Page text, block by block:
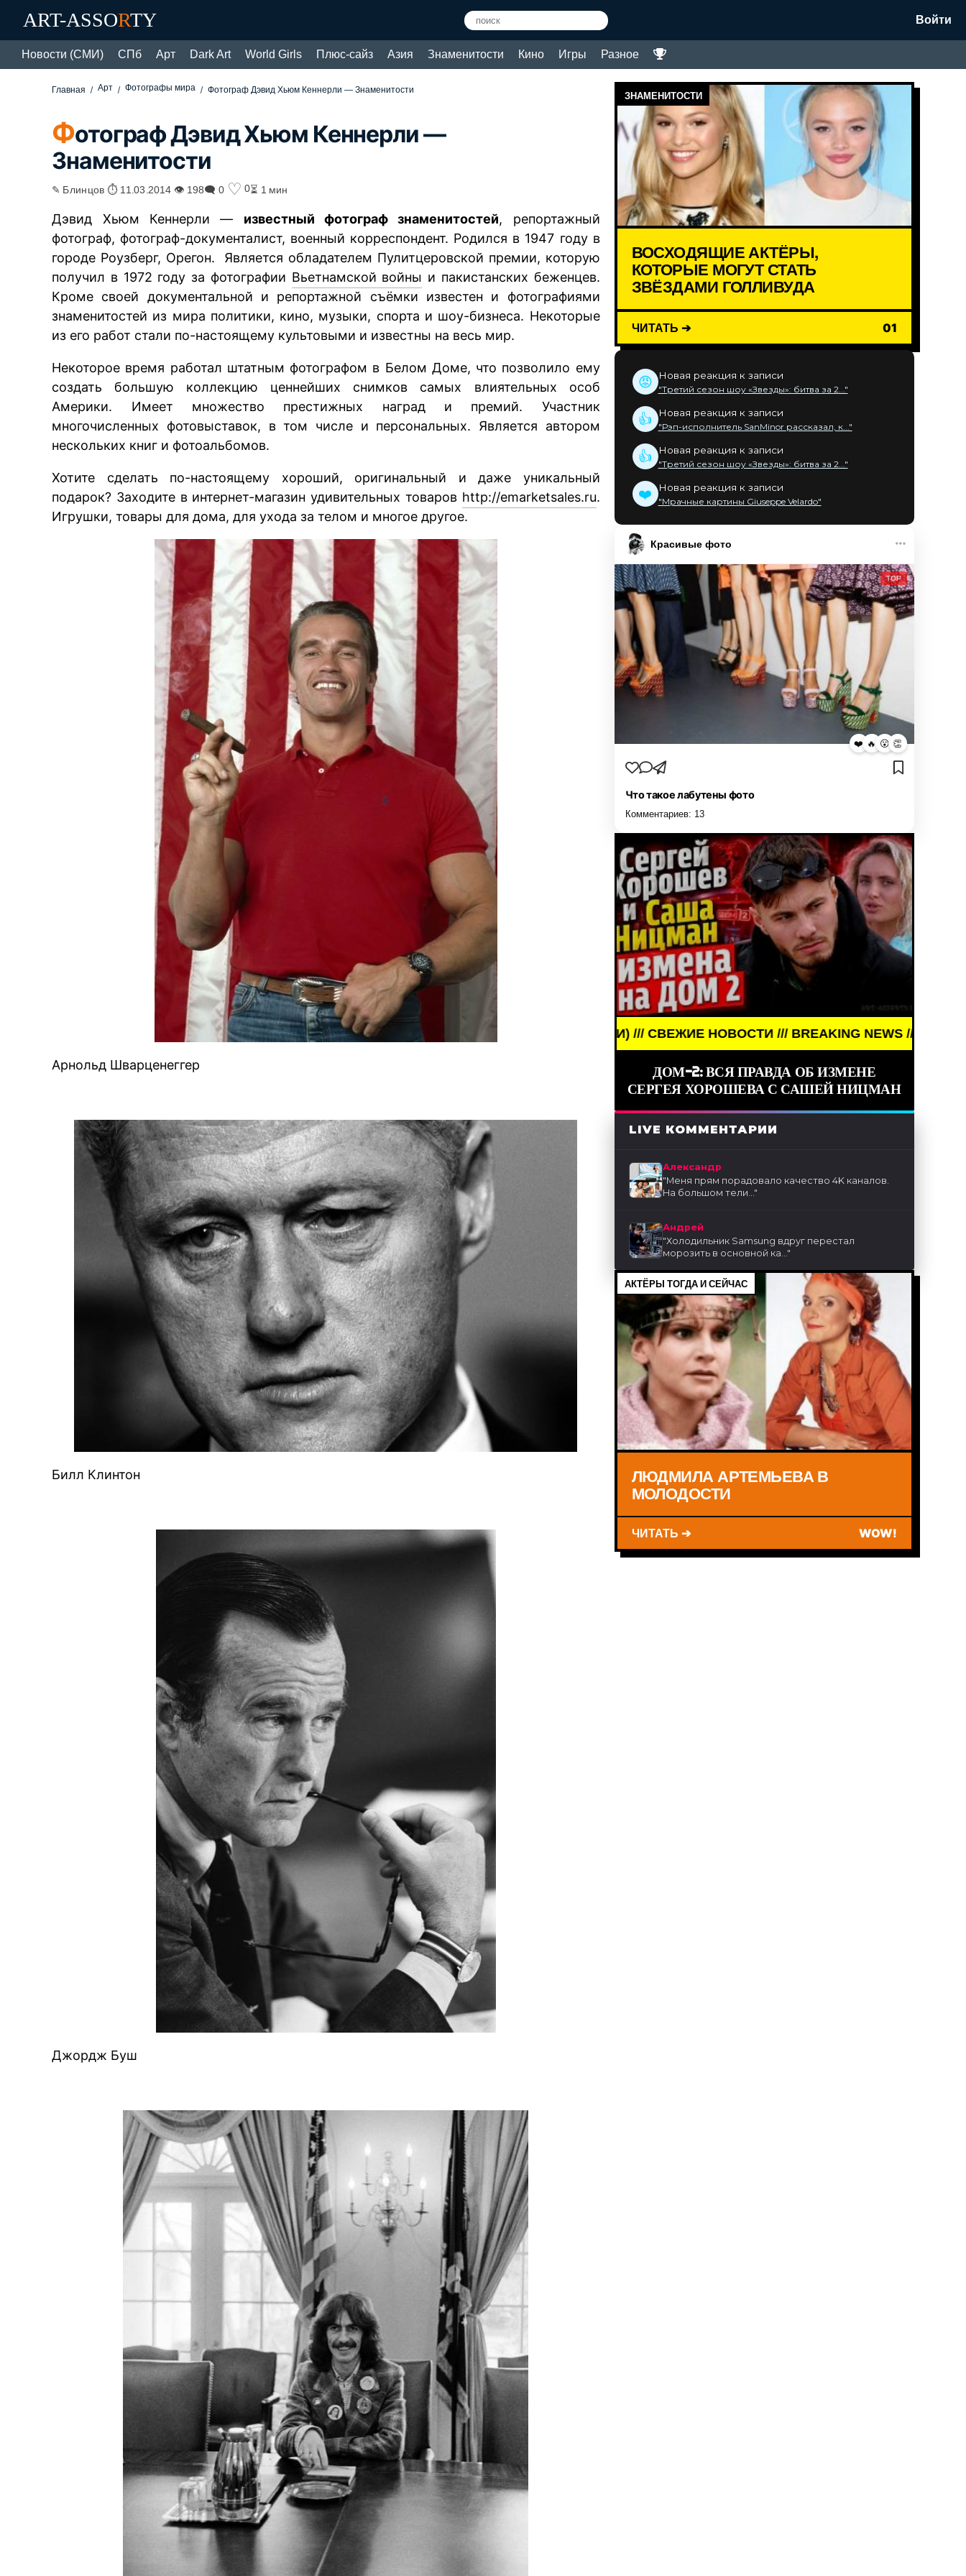
ART-ASSORTY Войти
Новости (СМИ) СПб Арт Dark Art World Girls Плюс-сайз Азия Знаменитости Кино Игры Разное
Главная Арт Фотографы мира Фотограф Дэвид Хьюм Кеннерли — Знаменитости
Фотограф Дэвид Хьюм Кеннерли —
Знаменитости
✎ Блинцов ⏱ 11.03.2014 👁 198🗨 0 ♡ 0⏳ 1 мин
Дэвид Хьюм Кеннерли — известный фотограф знаменитостей, репортажный
фотограф, фотограф-документалист, военный корреспондент. Родился в 1947 году в
городе Роузберг, Орегон. Является обладателем Пулитцеровской премии, которую
получил в 1972 году за фотографии Вьетнамской войны и пакистанских беженцев.
Кроме своей документальной и репортажной съёмки известен и фотографиями
знаменитостей из мира политики, кино, музыки, спорта и шоу-бизнеса. Некоторые
из его работ стали по-настоящему культовыми и известны на весь мир.
Некоторое время работал штатным фотографом в Белом Доме, что позволило ему
создать большую коллекцию ценнейших снимков самых влиятельных особ
Америки. Имеет множество престижных наград и премий. Участник
многочисленных фотовыставок, в том числе и персональных. Является автором
нескольких книг и фотоальбомов.
Хотите сделать по-настоящему хороший, оригинальный и даже уникальный
подарок? Заходите в интернет-магазин удивительных товаров http://emarketsales.ru.
Игрушки, товары для дома, для ухода за телом и многое другое.
Арнольд Шварценеггер
Билл Клинтон
Джордж Буш
ЗНАМЕНИТОСТИ
ВОСХОДЯЩИЕ АКТЁРЫ,
КОТОРЫЕ МОГУТ СТАТЬ
ЗВЁЗДАМИ ГОЛЛИВУДА
ЧИТАТЬ ➔ 01
😡 Новая реакция к записи
"Третий сезон шоу «Звезды»: битва за 2..."
👍 Новая реакция к записи
"Рэп-исполнитель SanMinor рассказал, к..."
👍 Новая реакция к записи
"Третий сезон шоу «Звезды»: битва за 2..."
❤️ Новая реакция к записи
"Мрачные картины Giuseppe Velardo"
Красивые фото
TOP
❤️ 🔥 😮 👏
Что такое лабутены фото
Комментариев: 13
BREAKING NEWS /// НОВОСТИ (СМИ) /// СВЕЖИЕ НОВОСТИ /// BREAKING NEWS /// НОВОСТИ (СМИ) ///
ДОМ-2: ВСЯ ПРАВДА ОБ ИЗМЕНЕ
СЕРГЕЯ ХОРОШЕВА С САШЕЙ НИЦМАН
LIVE КОММЕНТАРИИ
Александр
"Меня прям порадовало качество 4K каналов.
На большом тели..."
Андрей
"Холодильник Samsung вдруг перестал
морозить в основной ка..."
АКТЁРЫ ТОГДА И СЕЙЧАС
ЛЮДМИЛА АРТЕМЬЕВА В
МОЛОДОСТИ
ЧИТАТЬ ➔ WOW!